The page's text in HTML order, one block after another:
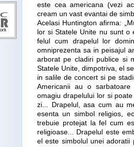
este cea americana (vezi
cream un vast evantai de
Acelasi Huntington afirma:
lor si Statele Unite nu sunt o
felul cum drapelul lor
omniprezenta sa in peisajul
arborat pe cladiri publice si
Statele Unite, dimpotriva, el
in salile de concert si pe
Americanii au o
omagiu drapelului lor si
zi... Drapelul, asa cum au
esenta un simbol religios,
trebuie protejat la fel cum
religioase... Drapelul este
el este simbolul unei adoratii